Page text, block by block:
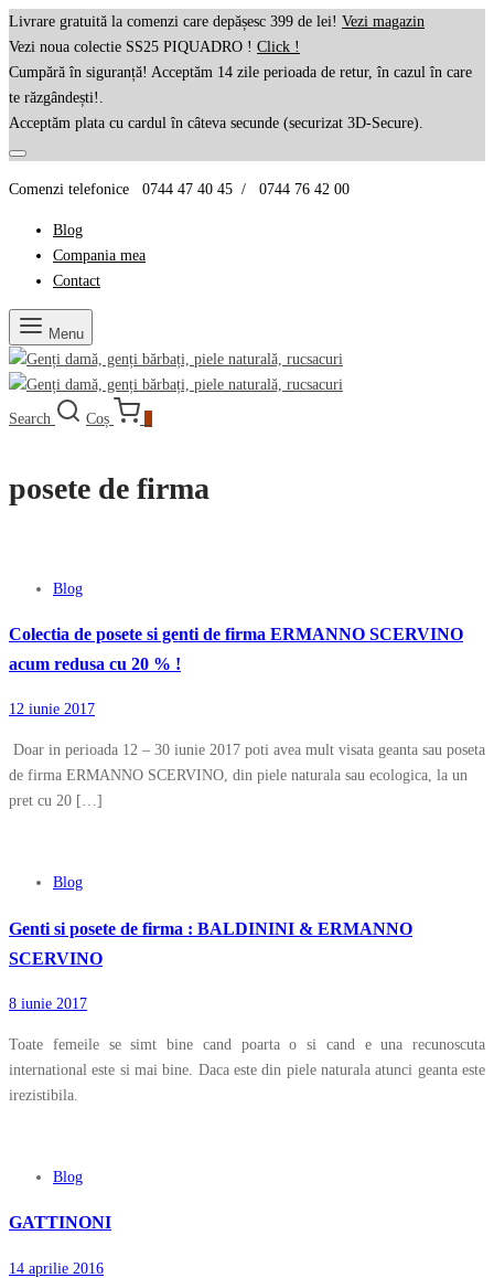
Livrare gratuită la comenzi care depășesc 399 de lei! Vezi magazin
Vezi noua colectie SS25 PIQUADRO ! Click !
Cumpără în siguranță! Acceptăm 14 zile perioada de retur, în cazul în care
te răzgândești!.
Acceptăm plata cu cardul în câteva secunde (securizat 3D-Secure).
Comenzi telefonice 0744 47 40 45 / 0744 76 42 00
Blog
Compania mea
Contact
Menu
Search Coș
posete de firma
Blog
Colectia de posete si genti de firma ERMANNO SCERVINO
acum redusa cu 20 % !
12 iunie 2017
Doar in perioada 12 – 30 iunie 2017 poti avea mult visata geanta sau poseta
de firma ERMANNO SCERVINO, din piele naturala sau ecologica, la un
pret cu 20 […]
Blog
Genti si posete de firma : BALDININI & ERMANNO
SCERVINO
8 iunie 2017
Toate femeile se simt bine cand poarta o si cand e una recunoscuta
international este si mai bine. Daca este din piele naturala atunci geanta este
irezistibila.
Blog
GATTINONI
14 aprilie 2016